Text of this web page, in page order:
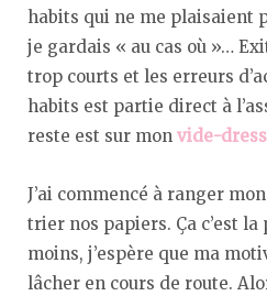
habits qui ne me plaisaient
je gardais « au cas où »…
trop courts et les erreurs
habits est partie direct à
reste est sur mon vide-
J’ai commencé à ranger
trier nos papiers. Ça c’est la
moins, j’espère que ma
lâcher en cours de route.